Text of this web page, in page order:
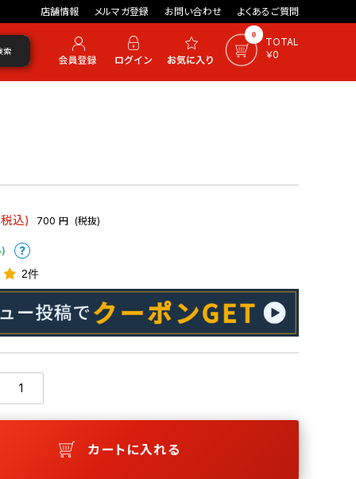
店舗情報 メルマガ登録 お問い合わせ よくあるご質問
0
TOTAL
￥0
索
込) 700 円 (税抜)
2件
カートに入れる